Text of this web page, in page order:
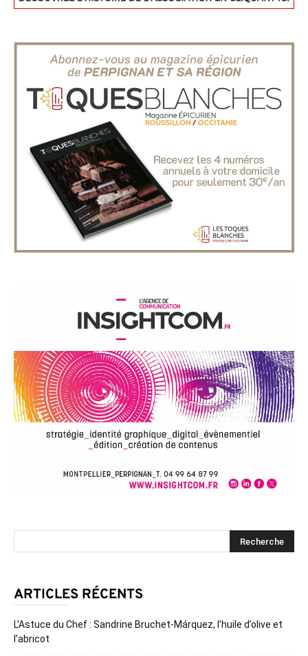
ARTICLES RÉCENTS
L’Astuce du Chef : Sandrine Bruchet-Márquez, l’huile d’olive et
l’abricot